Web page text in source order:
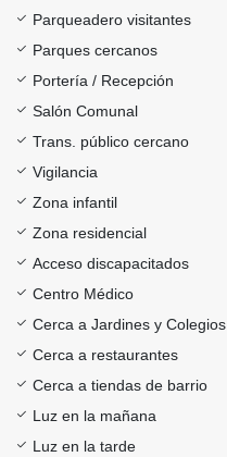
Parqueadero visitantes
Parques cercanos
Portería / Recepción
Salón Comunal
Trans. público cercano
Vigilancia
Zona infantil
Zona residencial
Acceso discapacitados
Centro Médico
Cerca a Jardines y Colegios
Cerca a restaurantes
Cerca a tiendas de barrio
Luz en la mañana
Luz en la tarde